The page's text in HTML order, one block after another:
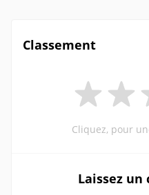
Classement
Cliquez, pour
Laissez